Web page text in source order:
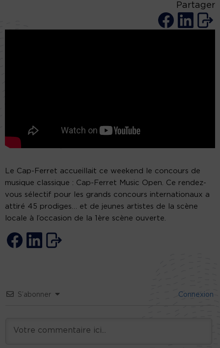
Partager
Le Cap-Ferret accueillait ce weekend le concours de
musique classique : Cap-Ferret Music Open. Ce rendez-
vous sélectif pour les grands concours internationaux a
attiré 45 prodiges… et de jeunes artistes de la scène
locale à l’occasion de la 1ère scène ouverte.
S’abonner Connexion